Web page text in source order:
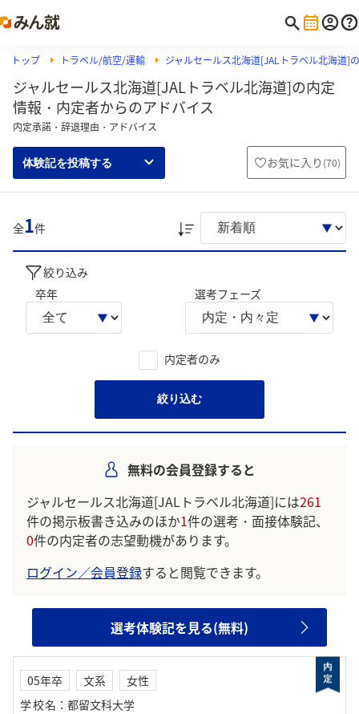
トップ トラベル/航空/運輸 ジャルセールス北海道[JALトラベル北海道]
ジャルセールス北海道[JALトラベル北海道]の内定
情報・内定者からのアドバイス
内定承諾・辞退理由・アドバイス
体験記を投稿する お気に入り (70)
全1件
絞り込み
卒年
選考フェーズ
内定者のみ
絞り込む
無料の会員登録すると
ジャルセールス北海道[JALトラベル北海道]には261
件の掲示板書き込みのほか1件の選考・面接体験記、
0件の内定者の志望動機があります。
ログイン／会員登録すると閲覧できます。
選考体験記を見る(無料)
05年卒 文系
女性
学校名 ： 都留文科大学